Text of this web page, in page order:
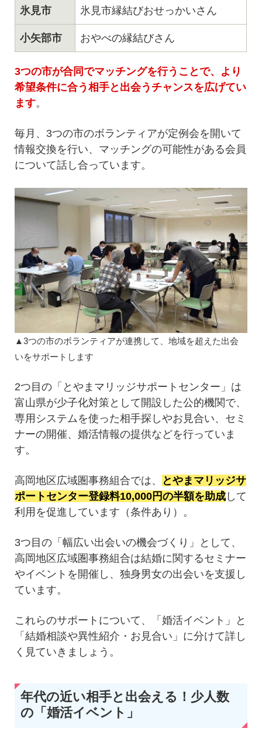
氷見市 氷見市縁結びおせっかいさん
小矢部市 おやべの縁結びさん
3つの市が合同でマッチングを行うことで、より
希望条件に合う相手と出会うチャンスを広げてい
ます。
毎月、3つの市のボランティアが定例会を開いて
情報交換を行い、マッチングの可能性がある会員
について話し合っています。
▲3つの市のボランティアが連携して、地域を超えた出会
いをサポートします
2つ目の「とやまマリッジサポートセンター」は
富山県が少子化対策として開設した公的機関で、
専用システムを使った相手探しやお見合い、セミ
ナーの開催、婚活情報の提供などを行っていま
す。
高岡地区広域圏事務組合では、
とやまマリッジサ
ポートセンター登録料10,000円の半額を助成 して
利用を促進しています（条件あり）。
3つ目の「幅広い出会いの機会づくり」として、
高岡地区広域圏事務組合は結婚に関するセミナー
やイベントを開催し、独身男女の出会いを支援し
ています。
これらのサポートについて、「婚活イベント」と
「結婚相談や異性紹介・お見合い」に分けて詳し
く見ていきましょう。
年代の近い相手と出会える！少人数
の「婚活イベント」